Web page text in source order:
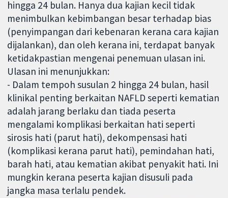
hingga 24 bulan. Hanya dua kajian kecil tidak
menimbulkan kebimbangan besar terhadap bias
(penyimpangan dari kebenaran kerana cara kajian
dijalankan), dan oleh kerana ini, terdapat banyak
ketidakpastian mengenai penemuan ulasan ini.
Ulasan ini menunjukkan:
- Dalam tempoh susulan 2 hingga 24 bulan, hasil
klinikal penting berkaitan NAFLD seperti kematian
adalah jarang berlaku dan tiada peserta
mengalami komplikasi berkaitan hati seperti
sirosis hati (parut hati), dekompensasi hati
(komplikasi kerana parut hati), pemindahan hati,
barah hati, atau kematian akibat penyakit hati. Ini
mungkin kerana peserta kajian disusuli pada
jangka masa terlalu pendek.